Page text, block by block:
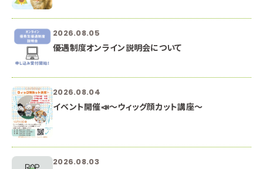
2026.08.05
優遇制度オンライン説明会について
2026.08.04
イベント開催📣～ウィッグ顔カット講座～
2026.08.03